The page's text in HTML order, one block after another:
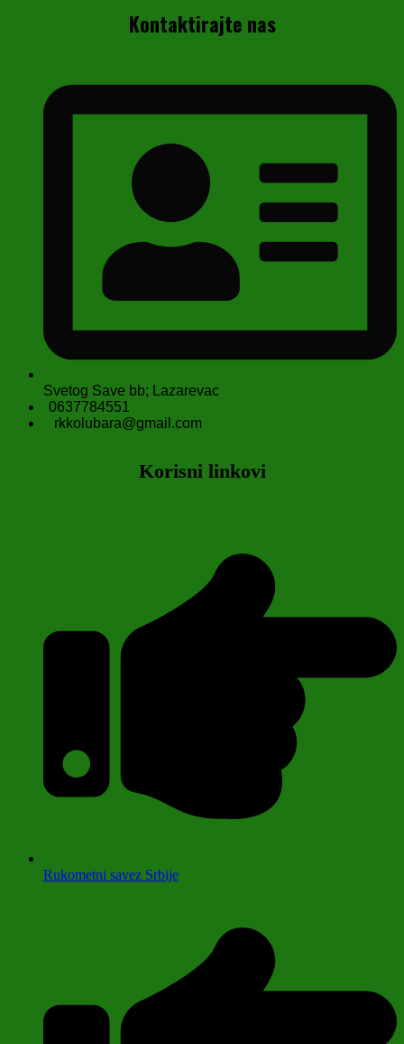
Kontaktirajte nas
Svetog Save bb; Lazarevac
0637784551
rkkolubara@gmail.com
Korisni linkovi
Rukometni savez Srbije